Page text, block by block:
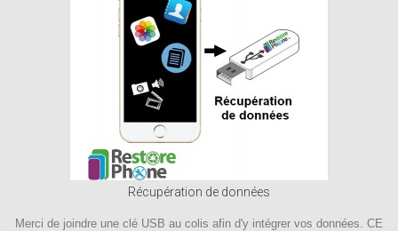
Récupération de données
Merci de joindre une clé USB au colis afin d'y intégrer vos données. CE